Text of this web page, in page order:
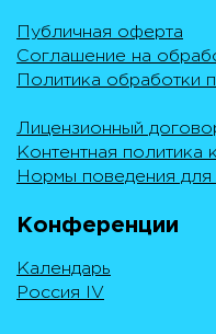
Конференции
Календарь
Россия IV
Публичная оферта
Соглашение на
Политика обработки
Лицензионный
Контентная политика
Нормы поведения